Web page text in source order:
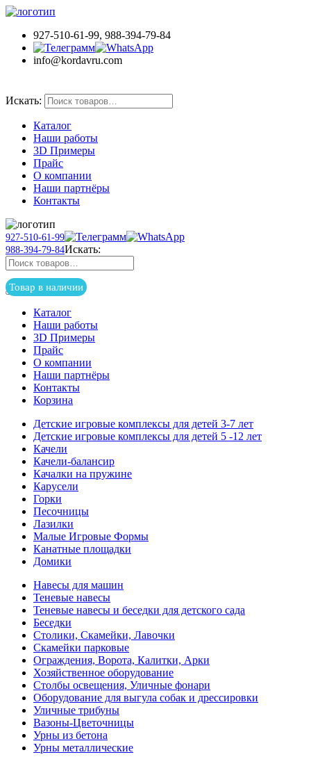
927-510-61-99, 988-394-79-84
info@kordavru.com
Искать:
Каталог
Наши работы
3D Примеры
Прайс
О компании
Наши партнёры
Контакты
927-510-61-99
988-394-79-84Искать:
Товар в наличии
Каталог
Наши работы
3D Примеры
Прайс
О компании
Наши партнёры
Контакты
Корзина
Детские игровые комплексы для детей 3-7 лет
Детские игровые комплексы для детей 5 -12 лет
Качели
Качели-балансир
Качалки на пружине
Карусели
Горки
Песочницы
Лазилки
Малые Игровые Формы
Канатные площадки
Домики
Навесы для машин
Теневые навесы
Теневые навесы и беседки для детского сада
Беседки
Столики, Скамейки, Лавочки
Скамейки парковые
Ограждения, Ворота, Калитки, Арки
Хозяйственное оборудование
Столбы освещения, Уличные фонари
Оборудование для выгула собак и дрессировки
Уличные трибуны
Вазоны-Цветочницы
Урны из бетона
Урны металлические